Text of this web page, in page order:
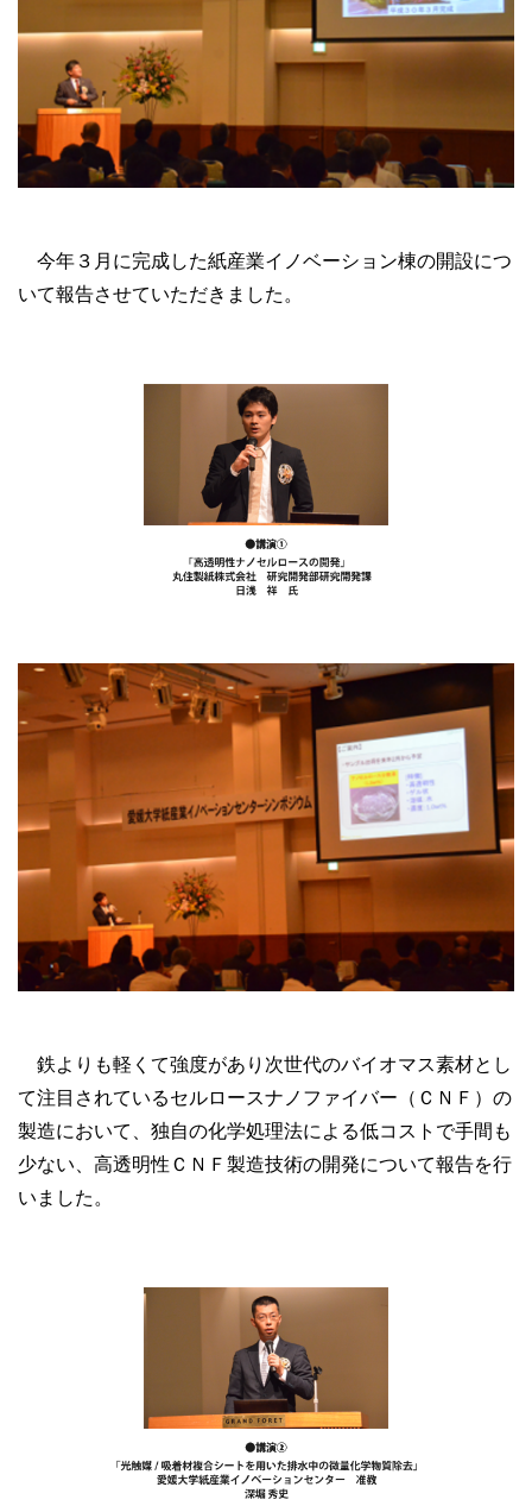
今年３月に完成した紙産業イノベーション棟の開設につ
いて報告させていただきました。
鉄よりも軽くて強度があり次世代のバイオマス素材とし
て注目されているセルロースナノファイバー（ＣＮＦ）の
製造において、独自の化学処理法による低コストで手間も
少ない、高透明性ＣＮＦ製造技術の開発について報告を行
いました。